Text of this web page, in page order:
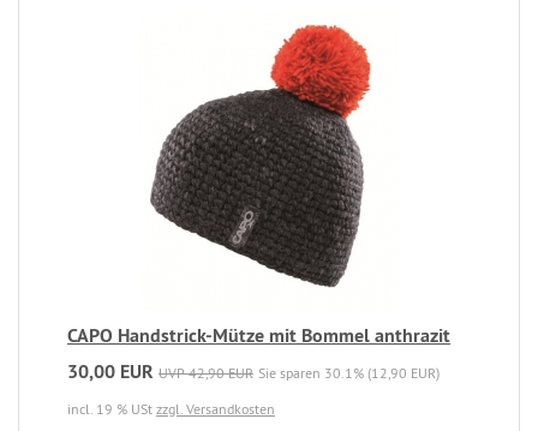
CAPO Handstrick-Mütze mit Bommel anthrazit
30,00 EUR UVP 42,90 EUR Sie sparen 30.1% (12,90 EUR)
incl. 19 % USt zzgl. Versandkosten